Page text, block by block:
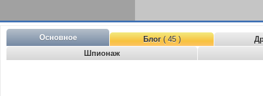
Основное Блог( 45 )
Шпионаж